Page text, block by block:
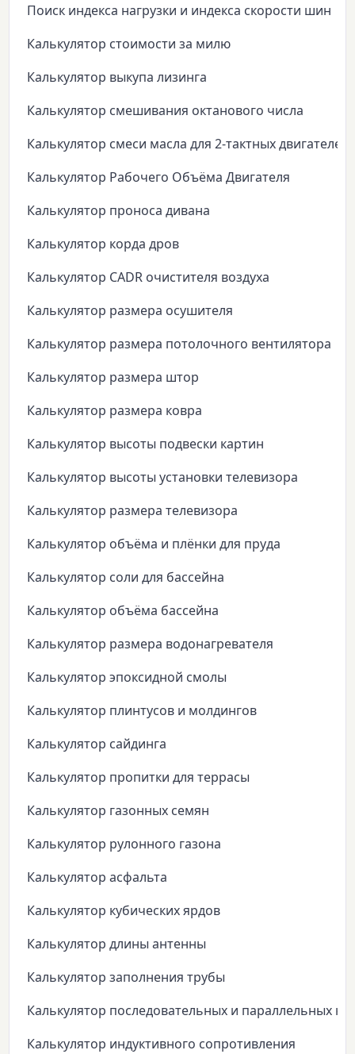
Поиск индекса нагрузки и индекса скорости шин
Калькулятор стоимости за милю
Калькулятор выкупа лизинга
Калькулятор смешивания октанового числа
Калькулятор смеси масла для 2-тактных двигателей
Калькулятор Рабочего Объёма Двигателя
Калькулятор проноса дивана
Калькулятор корда дров
Калькулятор CADR очистителя воздуха
Калькулятор размера осушителя
Калькулятор размера потолочного вентилятора
Калькулятор размера штор
Калькулятор размера ковра
Калькулятор высоты подвески картин
Калькулятор высоты установки телевизора
Калькулятор размера телевизора
Калькулятор объёма и плёнки для пруда
Калькулятор соли для бассейна
Калькулятор объёма бассейна
Калькулятор размера водонагревателя
Калькулятор эпоксидной смолы
Калькулятор плинтусов и молдингов
Калькулятор сайдинга
Калькулятор пропитки для террасы
Калькулятор газонных семян
Калькулятор рулонного газона
Калькулятор асфальта
Калькулятор кубических ярдов
Калькулятор длины антенны
Калькулятор заполнения трубы
Калькулятор последовательных и параллельных
Калькулятор индуктивного сопротивления